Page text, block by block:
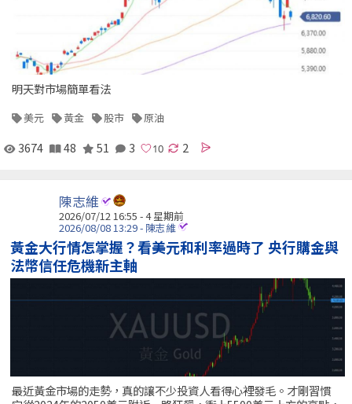
明天對市場簡單看法
美元 黃金 股市 原油
3674 48 51 3 2
陳志維
2026/07/12 16:55 - 4 星期前
2026/08/08 13:29 - 陳志維
黃金大行情怎掌握？看美元和利率過時了 央行購金與
法幣信任危機新主軸
最近黃金市場的走勢，真的讓不少投資人看得心裡發毛。才剛習慣